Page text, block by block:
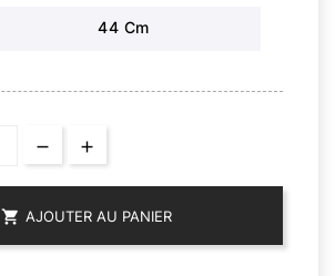
44 Cm
 AJOUTER AU PANIER